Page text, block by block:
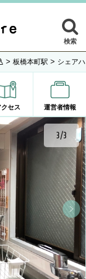
検索
> 板橋本町駅 > シェア
クセス 運営者情報
3/3